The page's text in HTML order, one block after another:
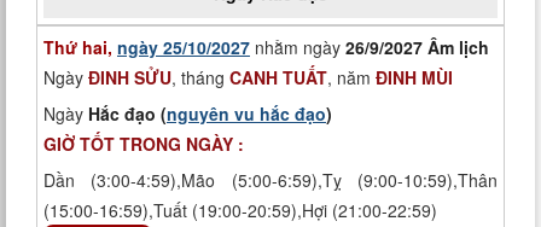
Thứ hai, ngày 25/10/2027 nhằm ngày 26/9/2027 Âm lịch
Ngày ĐINH SỬU, tháng CANH TUẤT, năm ĐINH MÙI
Ngày Hắc đạo (nguyên vu hắc đạo)
GIỜ TỐT TRONG NGÀY :
Dần (3:00-4:59),Mão (5:00-6:59),Tỵ (9:00-10:59),Thân
(15:00-16:59),Tuất (19:00-20:59),Hợi (21:00-22:59)